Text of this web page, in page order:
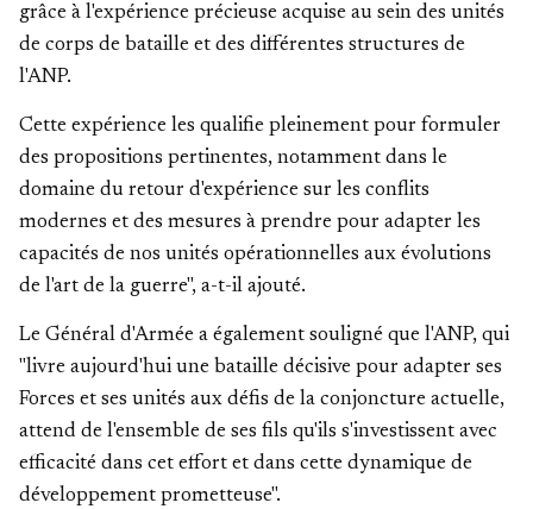
grâce à l'expérience précieuse acquise au sein des unités
de corps de bataille et des différentes structures de
l'ANP.
Cette expérience les qualifie pleinement pour formuler
des propositions pertinentes, notamment dans le
domaine du retour d'expérience sur les conflits
modernes et des mesures à prendre pour adapter les
capacités de nos unités opérationnelles aux évolutions
de l'art de la guerre", a-t-il ajouté.
Le Général d'Armée a également souligné que l'ANP, qui
"livre aujourd'hui une bataille décisive pour adapter ses
Forces et ses unités aux défis de la conjoncture actuelle,
attend de l'ensemble de ses fils qu'ils s'investissent avec
efficacité dans cet effort et dans cette dynamique de
développement prometteuse".